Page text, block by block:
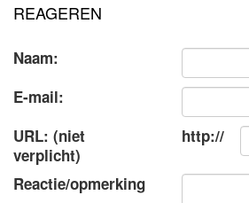
REAGEREN
Naam:
E-mail:
URL: (niet
verplicht)
http://
Reactie/opmerking